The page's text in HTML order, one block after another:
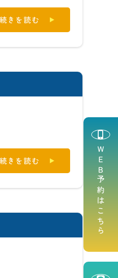
ＷＥＢ予約はこちら
続きを読む
続きを読む